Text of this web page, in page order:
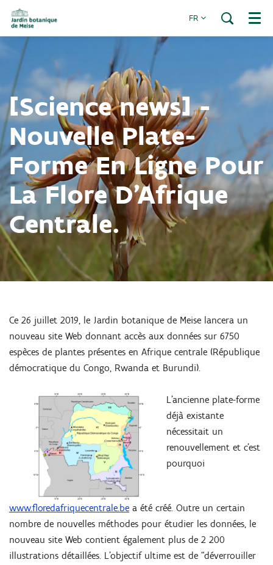
FR Menu
[Science news] -
Nouvelle Plate-
Forme En Ligne Pour
La Flore D'Afrique
Centrale.
Ce 26 juillet 2019, le Jardin botanique de Meise lancera un
nouveau site Web donnant accès aux données sur 6750
espèces de plantes présentes en Afrique centrale (République
démocratique du Congo, Rwanda et Burundi).
L'ancienne plate-forme
déjà existante
nécessitait un
renouvellement et c'est
pourquoi
www.floredafriquecentrale.be a été créé. Outre un certain
nombre de nouvelles méthodes pour étudier les données, le
nouveau site Web contient également plus de 2 200
illustrations détaillées. L’objectif ultime est de “déverrouiller